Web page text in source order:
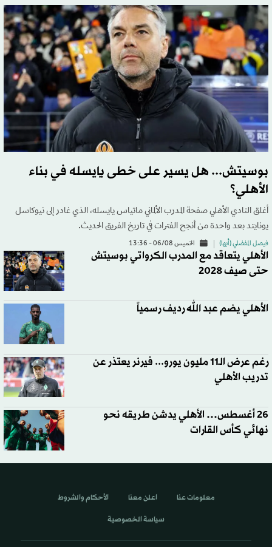
بوسيتش... هل يسير على خطى يايسله في بناء
الأهلي؟
أغلق النادي الأهلي صفحة المدرب الألماني ماتياس يايسله، الذي غادر إلى نيوكاسل
يونايتد بعد واحدة من أنجح الفترات في تاريخ الفريق الحديث.
فيصل المفضلي (أبها) الخميس 06/08 - 13:36
الأهلي يتعاقد مع المدرب الكرواتي بوسيتش
حتى صيف 2028
الأهلي يضم عبد الله رديف رسمياً
رغم عرض الـ11 مليون يورو... فيرنر يعتذر عن
تدريب الأهلي
26 أغسطس… الأهلي يدشن طريقه نحو
نهائي كأس القارات
معلومات عنا اعلن معنا الأحكام والشروط
سياسة الخصوصية